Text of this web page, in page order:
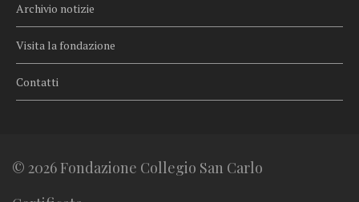
Archivio notizie
Visita la fondazione
Contatti
© 2026 Fondazione Collegio San Carlo